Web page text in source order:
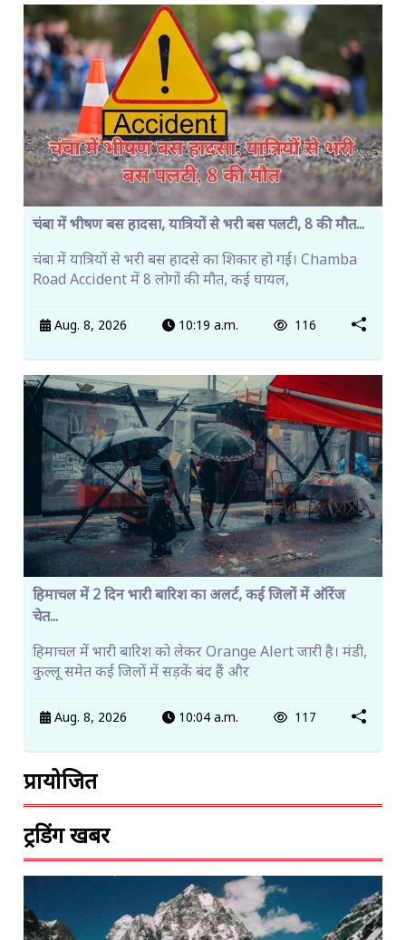
चंबा में भीषण बस हादसा, यात्रियों से भरी बस पलटी, 8 की मौत...
चंबा में यात्रियों से भरी बस हादसे का शिकार हो गई। Chamba
Road Accident में 8 लोगों की मौत, कई घायल,
Aug. 8, 2026 10:19 a.m. 116
हिमाचल में 2 दिन भारी बारिश का अलर्ट, कई जिलों में ऑरेंज
चेत...
हिमाचल में भारी बारिश को लेकर Orange Alert जारी है। मंडी,
कुल्लू समेत कई जिलों में सड़कें बंद हैं और
Aug. 8, 2026 10:04 a.m. 117
प्रायोजित
ट्रेंडिंग खबरें